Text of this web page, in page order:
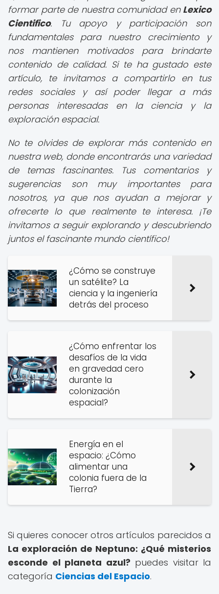
formar parte de nuestra comunidad en Lexico
Cientifico. Tu apoyo y participación son
fundamentales para nuestro crecimiento y
nos mantienen motivados para brindarte
contenido de calidad. Si te ha gustado este
artículo, te invitamos a compartirlo en tus
redes sociales y así poder llegar a más
personas interesadas en la ciencia y la
exploración espacial.
No te olvides de explorar más contenido en
nuestra web, donde encontrarás una variedad
de temas fascinantes. Tus comentarios y
sugerencias son muy importantes para
nosotros, ya que nos ayudan a mejorar y
ofrecerte lo que realmente te interesa. ¡Te
invitamos a seguir explorando y descubriendo
juntos el fascinante mundo científico!
¿Cómo se construye
un satélite? La
ciencia y la ingeniería
detrás del proceso
¿Cómo enfrentar los
desafíos de la vida
en gravedad cero
durante la
colonización
espacial?
Energía en el
espacio: ¿Cómo
alimentar una
colonia fuera de la
Tierra?
Si quieres conocer otros artículos parecidos a
La exploración de Neptuno: ¿Qué misterios
esconde el planeta azul? puedes visitar la
categoría Ciencias del Espacio.